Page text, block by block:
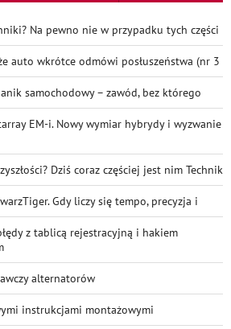
Na pewno nie w przypadku tych części
auto wkrótce odmówi posłuszeństwa (nr 3
samochodowy – zawód, bez którego
EM-i. Nowy wymiar hybrydy i wyzwanie
Dziś coraz częściej jest nim Technik
Gdy liczy się tempo, precyzja i
z tablicą rejestracyjną i hakiem
alternatorów
instrukcjami montażowymi